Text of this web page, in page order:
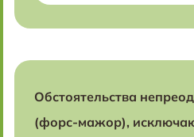
Обстоятельства
(форс-мажор),